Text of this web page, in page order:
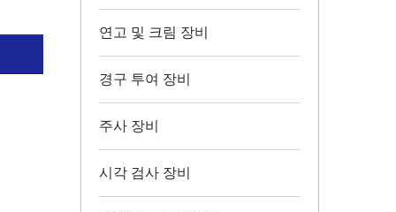
연고 및 크림 장비
경구 투여 장비
주사 장비
시각 검사 장비